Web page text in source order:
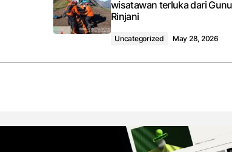
wisatawan terluka dari
Rinjani
Uncategorized May 28, 2026